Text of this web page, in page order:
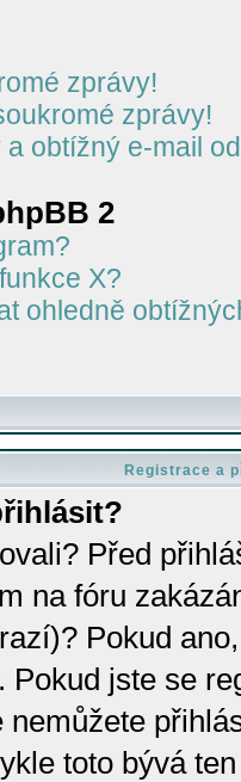
zprávy!
zprávy!
obtížný e-mail
2
X?
ohledně
Registrace a
Před
na fóru
Pokud
Pokud jste se
nemůžete
toto bývá